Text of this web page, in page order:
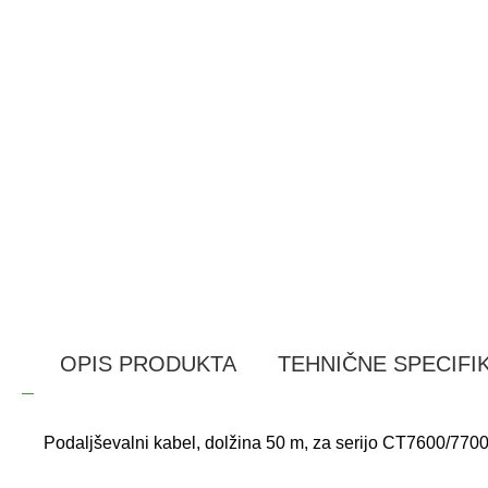
OPIS PRODUKTA TEHNIČNE
Podaljševalni kabel, dolžina 50 m, za serijo CT7600/7700